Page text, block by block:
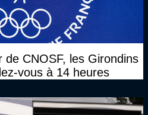
de CNOSF, les Girondins
vous à 14 heures